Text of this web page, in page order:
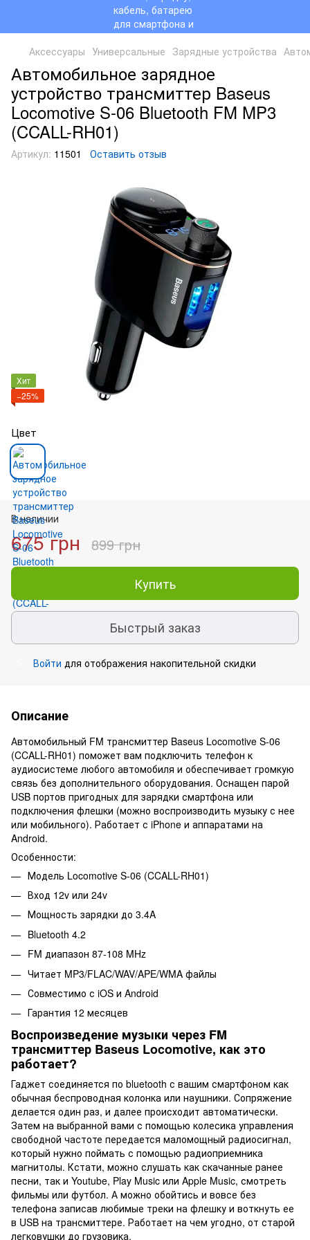
Аксессуары Универсальные Зарядные устройства
Автомобильное зарядное
устройство трансмиттер Baseus
Locomotive S-06 Bluetooth FM MP3
(CCALL-RH01)
Артикул: 11501 Оставить отзыв
Хит
−25%
Цвет
В наличии
675 грн 899 грн
Купить
Быстрый заказ
Войти для отображения накопительной скидки
Описание
Автомобильный FM трансмиттер Baseus Locomotive S-06
(CCALL-RH01) поможет вам подключить телефон к
аудиосистеме любого автомобиля и обеспечивает громкую
связь без дополнительного оборудования. Оснащен парой
USB портов пригодных для зарядки смартфона или
подключения флешки (можно воспроизводить музыку с нее
или мобильного). Работает с iPhone и аппаратами на
Android.
Особенности:
Модель Locomotive S-06 (CCALL-RH01)
Вход 12v или 24v
Мощность зарядки до 3.4A
Bluetooth 4.2
FM диапазон 87-108 MHz
Читает MP3/FLAC/WAV/APE/WMA файлы
Совместимо с iOS и Android
Гарантия 12 месяцев
Воспроизведение музыки через FM
трансмиттер Baseus Locomotive, как это
работает?
Гаджет соединяется по bluetooth с вашим смартфоном как
обычная беспроводная колонка или наушники. Сопряжение
делается один раз, и далее происходит автоматически.
Затем на выбранной вами с помощью колесика управления
свободной частоте передается маломощный радиосигнал,
который нужно поймать с помощью радиоприемника
магнитолы. Кстати, можно слушать как скачанные ранее
песни, так и Youtube, Play Music или Apple Music, смотреть
фильмы или футбол. А можно обойтись и вовсе без
телефона записав любимые треки на флешку и воткнуть ее
в USB на трансмиттере. Работает на чем угодно, от старой
легковушки до грузовика.